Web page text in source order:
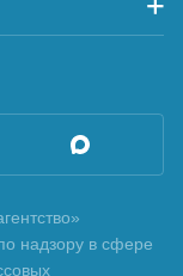
надзору в сфере